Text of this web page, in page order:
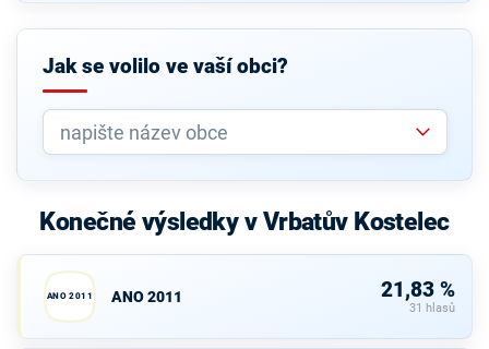
Jak se volilo ve vaší obci?
Konečné výsledky v Vrbatův Kostelec
ANO 2011 ANO 2011 21,83 %
31 hlasů